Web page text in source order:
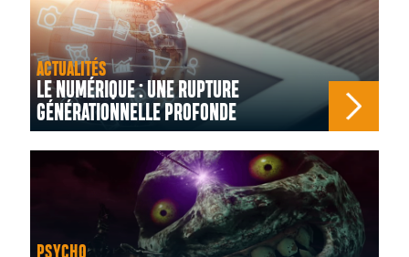
ACTUALITÉS
LE NUMÉRIQUE : UNE RUPTURE
GÉNÉRATIONNELLE PROFONDE
PSYCHO